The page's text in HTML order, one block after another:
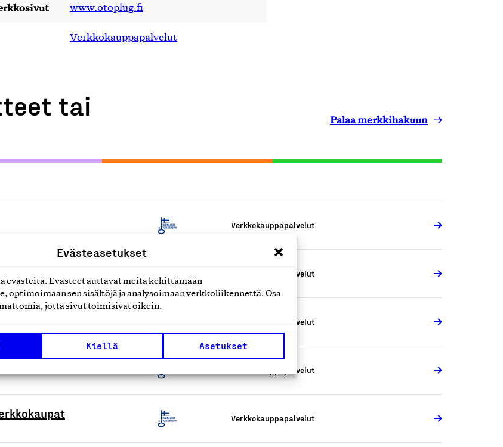
Evästeasetukset
evästeitä. Evästeet auttavat meitä kehittämään
optimoimaan sen sisältöjä ja analysoimaan verkkoliikennettä. Osa
jotta sivut toimisivat oikein.
Kiellä Asetukset
www.otoplug.fi
Verkkokauppapalvelut
tai
Palaa merkkihakuun
Verkkokauppapalvelut
Verkkokauppapalvelut
Verkkokauppapalvelut
Verkkokauppapalvelut
Verkkokauppapalvelut